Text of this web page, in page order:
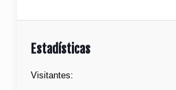
Estadísticas
Visitantes: